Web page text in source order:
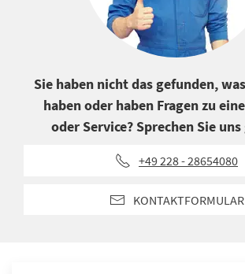
Sie haben nicht das gefunden,
haben oder haben Fragen zu
oder Service? Sprechen Sie
+49 228 - 28654080
KONTAKTFORMULAR